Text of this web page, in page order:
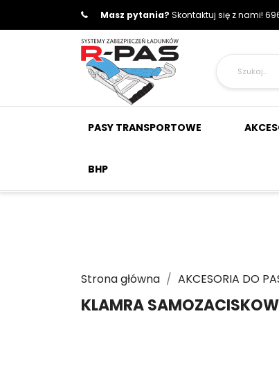
Masz pytania? Skontaktuj się z nami!
PASY TRANSPORTOWE
BHP
Strona główna AKCESORIA DO
KLAMRA